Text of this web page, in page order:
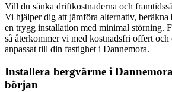
Vill du sänka driftkostnaderna och
Vi hjälper dig att jämföra alternativ, beräkna
en trygg installation med minimal störning.
så återkommer vi med kostnadsfri offert
anpassat till din fastighet i Dannemora.
Installera bergvärme i
början